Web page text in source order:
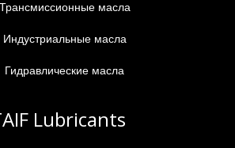
Трансмиссионные масла
Индустриальные масла
Гидравлические масла
Lubricants